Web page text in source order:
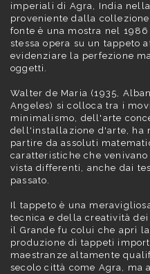
imperiali di Agra, India
proveniente dalla
fonte è una mostra nel
stessa opera su un tappeto
evidenziare la perfezione
oggetti.
Walter de Maria (1935,
Angeles) si colloca tra i
minimalismo, dell'arte
dell'installazione d'arte, ha
partire da assoluti
caratteristiche che
vista differenti, anche dai
passato.
Il tappeto è una
tecnica e della creatività
il Grande fu colui che aprì
produzione di tappeti
maestranze altamente
secolo città come Agra, ma